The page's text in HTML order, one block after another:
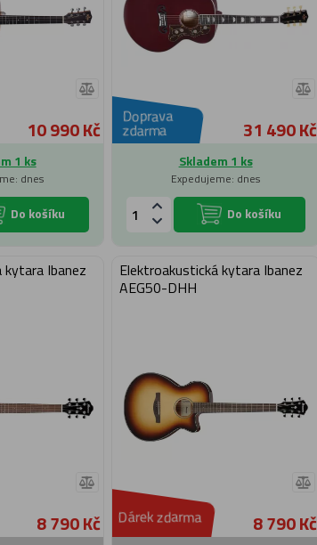
10 990 Kč
1 ks
dnes
Do košíku
Doprava
zdarma 31 490 Kč
Skladem 1 ks
Expedujeme: dnes
Do košíku
Ibanez
8 790 Kč
Elektroakustická kytara Ibanez
AEG50-DHH
Dárek zdarma 8 790 Kč